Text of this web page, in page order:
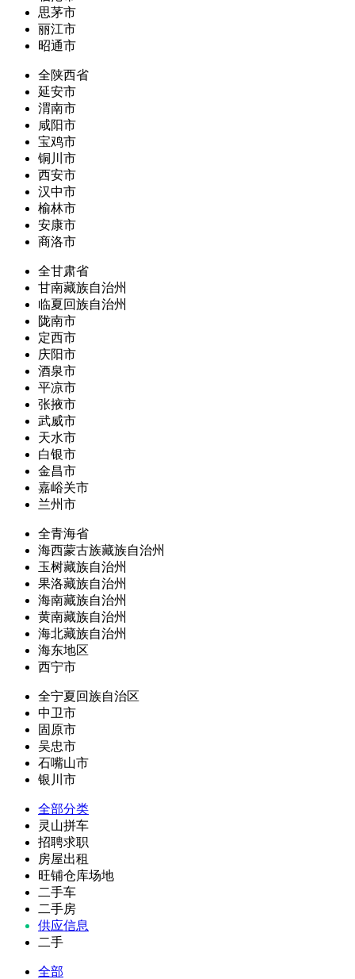
思茅市
丽江市
昭通市
全陕西省
延安市
渭南市
咸阳市
宝鸡市
铜川市
西安市
汉中市
榆林市
安康市
商洛市
全甘肃省
甘南藏族自治州
临夏回族自治州
陇南市
定西市
庆阳市
酒泉市
平凉市
张掖市
武威市
天水市
白银市
金昌市
嘉峪关市
兰州市
全青海省
海西蒙古族藏族自治州
玉树藏族自治州
果洛藏族自治州
海南藏族自治州
黄南藏族自治州
海北藏族自治州
海东地区
西宁市
全宁夏回族自治区
中卫市
固原市
吴忠市
石嘴山市
银川市
全部分类
灵山拼车
招聘求职
房屋出租
旺铺仓库场地
二手车
二手房
供应信息
二手
全部